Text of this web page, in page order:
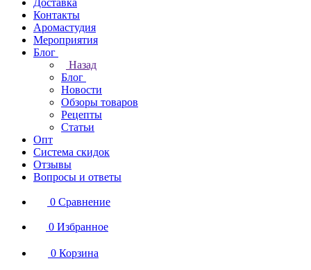
Доставка
Контакты
Аромастудия
Мероприятия
Блог
Назад
Блог
Новости
Обзоры товаров
Рецепты
Статьи
Опт
Система скидок
Отзывы
Вопросы и ответы
0 Сравнение
0 Избранное
0 Корзина